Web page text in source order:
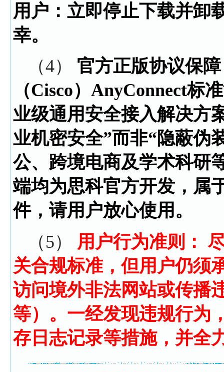
用户：立即停止下载并卸
幸。
（4） 官方正版协议保
（Cisco）AnyConnect标
业级通用安全接入解决方
业机密安全”而非“隐蔽伪
公、跨境电商及学术科研
端均为思科官方开发，属
件，请用户放心使用。
（5） 用户行为准则：
关合规标准，但用户仍须
访问境外非法网站或传播
等）。一经发现违规行为
存日志记录等措施，并全